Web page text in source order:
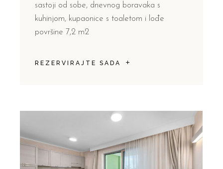
sastoji od sobe, dnevnog boravaka s
kuhinjom, kupaonice s toaletom i lođe
površine 7,2 m2
REZERVIRAJTE SADA